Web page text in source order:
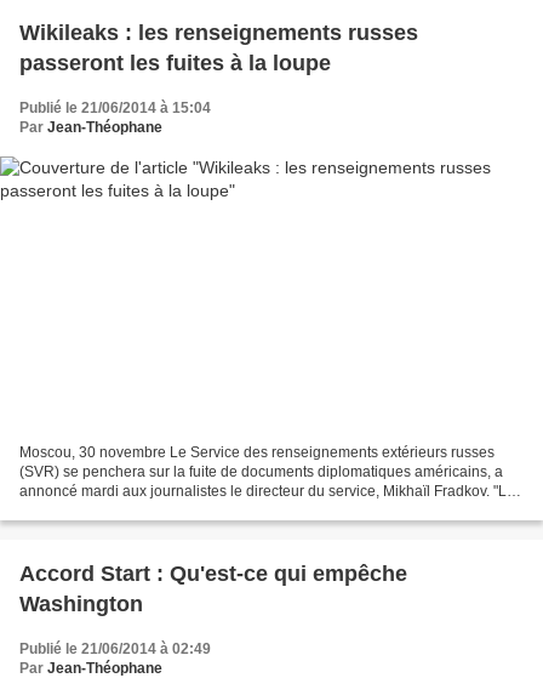
Wikileaks : les renseignements russes
passeront les fuites à la loupe
Publié le 21/06/2014 à 15:04
Par Jean-Théophane
Moscou, 30 novembre Le Service des renseignements extérieurs russes
(SVR) se penchera sur la fuite de documents diplomatiques américains, a
annoncé mardi aux journalistes le directeur du service, Mikhaïl Fradkov. "Les
Accord Start : Qu'est-ce qui empêche
Washington
Publié le 21/06/2014 à 02:49
Par Jean-Théophane